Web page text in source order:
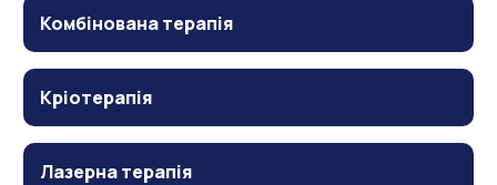
Комбінована терапія
Кріотерапія
Лазерна терапія